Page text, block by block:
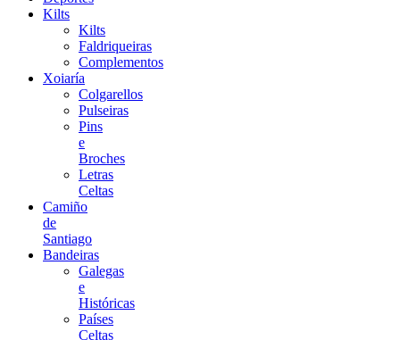
Kilts
Kilts
Faldriqueiras
Complementos
Xoiaría
Colgarellos
Pulseiras
Pins
e
Broches
Letras
Celtas
Camiño
de
Santiago
Bandeiras
Galegas
e
Históricas
Países
Celtas